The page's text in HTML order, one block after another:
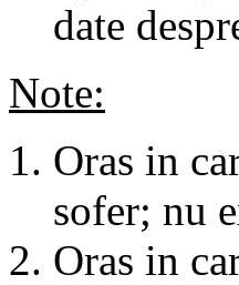
date
Note:
Oras in
sofer; nu
Oras in